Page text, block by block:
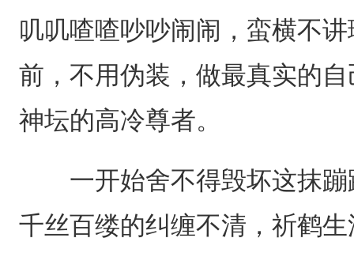
叽叽喳喳吵吵闹闹，蛮横不
前，不用伪装，做最真实的
神坛的高冷尊者。
一开始舍不得毁坏这抹蹦
千丝百缕的纠缠不清，祈鹤